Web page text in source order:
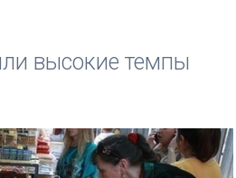
высокие темпы